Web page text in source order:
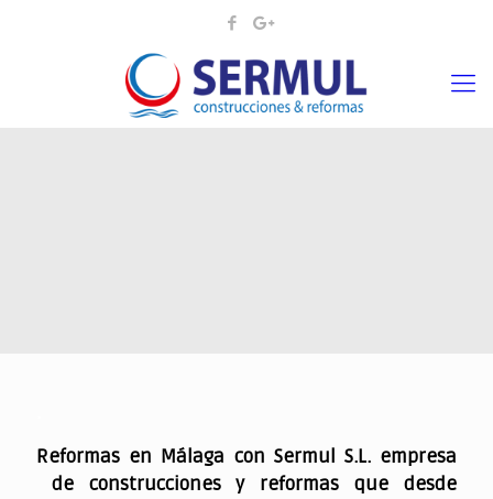
Reformas en Málaga con Sermul S.L. empresa
de construcciones y reformas que desde